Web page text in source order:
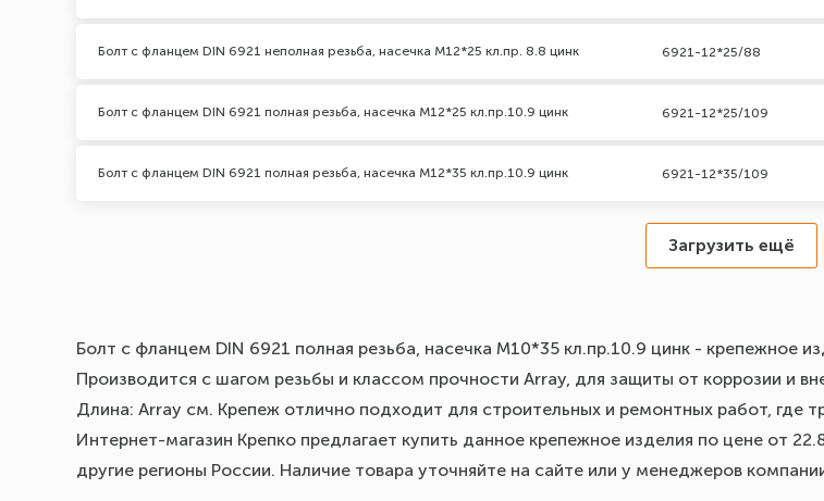
Болт с фланцем DIN 6921 неполная резьба, насечка М12*25 кл.пр. 8.8 цинк 6921-12*25/88
Болт с фланцем DIN 6921 полная резьба, насечка М12*25 кл.пр.10.9 цинк 6921-12*25/109
Болт с фланцем DIN 6921 полная резьба, насечка М12*35 кл.пр.10.9 цинк 6921-12*35/109
Загрузить ещё
Болт с фланцем DIN 6921 полная резьба, насечка М10*35 кл.пр.10.9 цинк - крепежное
Производится с шагом резьбы и классом прочности Array, для защиты от коррозии и
Длина: Array см. Крепеж отлично подходит для строительных и ремонтных работ, где
Интернет-магазин Крепко предлагает купить данное крепежное изделия по цене от
другие регионы России. Наличие товара уточняйте на сайте или у менеджеров